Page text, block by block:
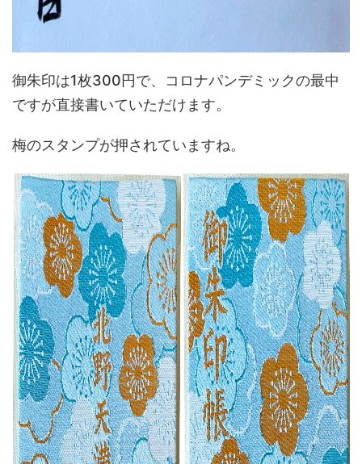
御朱印は1枚300円で、コロナパンデミックの最中
ですが直接書いていただけます。
梅のスタンプが押されていますね。